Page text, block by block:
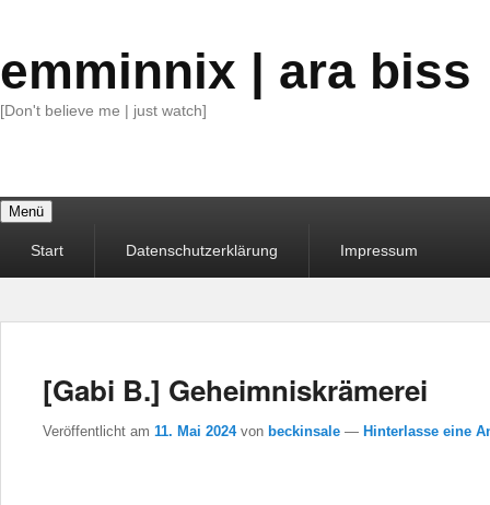
emminnix | ara biss
[Don't believe me | just watch]
Menü
MenüStart Datenschutzerklärung Impressum
[Gabi B.] Geheimniskrämerei
Veröffentlicht am 11. Mai 2024 von beckinsale — Hinterlasse eine